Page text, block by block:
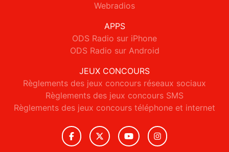
Webradios
APPS
ODS Radio sur iPhone
ODS Radio sur Android
JEUX CONCOURS
Règlements des jeux concours réseaux sociaux
Règlements des jeux concours SMS
Règlements des jeux concours téléphone et internet